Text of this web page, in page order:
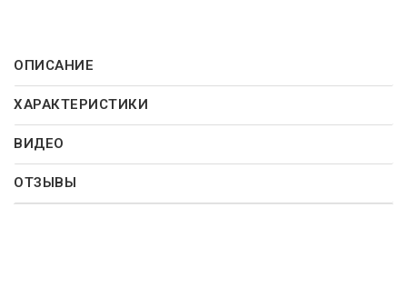
ОПИСАНИЕ
ХАРАКТЕРИСТИКИ
ВИДЕО
ОТЗЫВЫ